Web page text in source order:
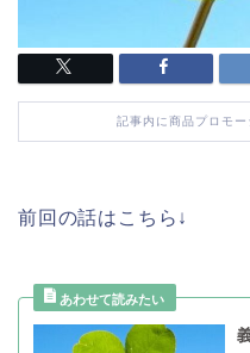
記事内に商品プロモ
前回の話はこちら↓